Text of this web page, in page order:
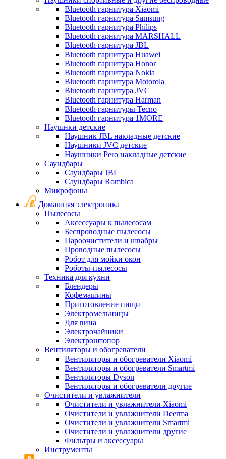
Bluetooth гарнитура Xiaomi
Bluetooth гарнитура Samsung
Bluetooth гарнитура Philips
Bluetooth гарнитура MARSHALL
Bluetooth гарнитура JBL
Bluetooth гарнитура Huawei
Bluetooth гарнитура Honor
Bluetooth гарнитура Nokia
Bluetooth гарнитура Motorola
Bluetooth гарнитура JVC
Bluetooth гарнитура Harman
Bluetooth гарнитуры Tecno
Bluetooth гарнитура 1MORE
Наушнки детские
Наушник JBL накладные детские
Наушники JVC детские
Наушники Pero накладные детские
Саундбары
Саундбары JBL
Саундбары Rombica
Микрофоны
Домашняя электроника
Пылесосы
Аксессуары к пылесосам
Беспроводные пылесосы
Пароочистители и швабры
Проводные пылесосы
Робот для мойки окон
Роботы-пылесосы
Техника для кухни
Блендеры
Кофемашины
Приготовление пищи
Электромельницы
Для вина
Электрочайники
Электроштопор
Вентиляторы и обогреватели
Вентиляторы и обогреватели Xiaomi
Вентиляторы и обогреватели Smartmi
Вентиляторы Dyson
Вентиляторы и обогреватели другие
Очистители и увлажнители
Очистители и увлажнители Xiaomi
Очистители и увлажнители Deerma
Очистители и увлажнители Smartmi
Очистители и увлажнители другие
Фильтры и аксессуары
Инструменты